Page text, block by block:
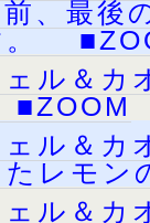
、最後
。
ェル＆
ェル＆
たレモ
ェル＆